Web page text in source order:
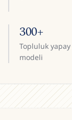
300+
Topluluk yapay
modeli